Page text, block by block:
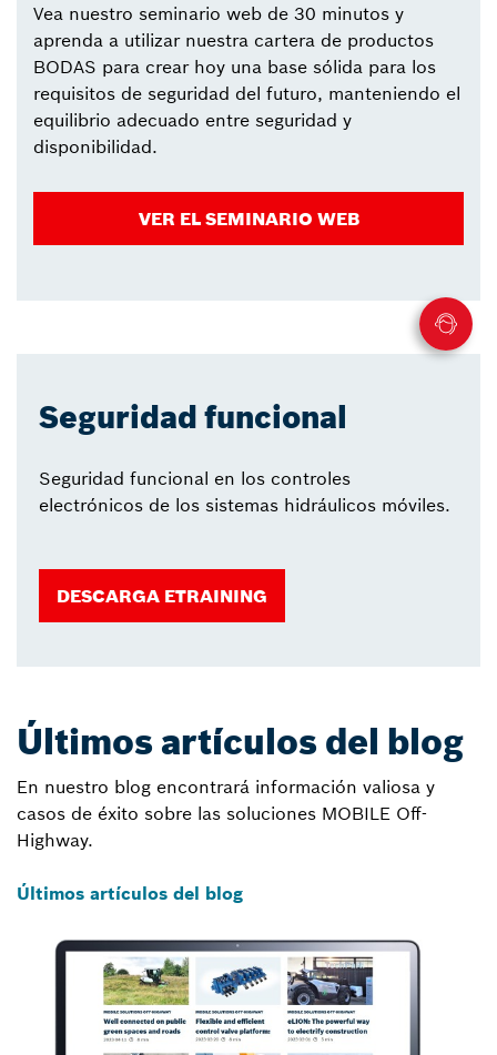
Vea nuestro seminario web de 30 minutos y
aprenda a utilizar nuestra cartera de productos
BODAS para crear hoy una base sólida para los
requisitos de seguridad del futuro, manteniendo el
equilibrio adecuado entre seguridad y
disponibilidad.
VER EL SEMINARIO WEB
Seguridad funcional
Seguridad funcional en los controles
electrónicos de los sistemas hidráulicos móviles.
DESCARGA ETRAINING
Últimos artículos del blog
En nuestro blog encontrará información valiosa y
casos de éxito sobre las soluciones MOBILE Off-
Highway.
Últimos artículos del blog